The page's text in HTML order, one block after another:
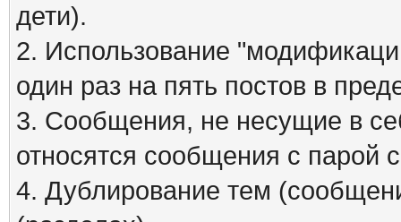
дети).
2. Использование
один раз на пять постов в
3. Сообщения, не несущие в
относятся сообщения с парой
4. Дублирование тем